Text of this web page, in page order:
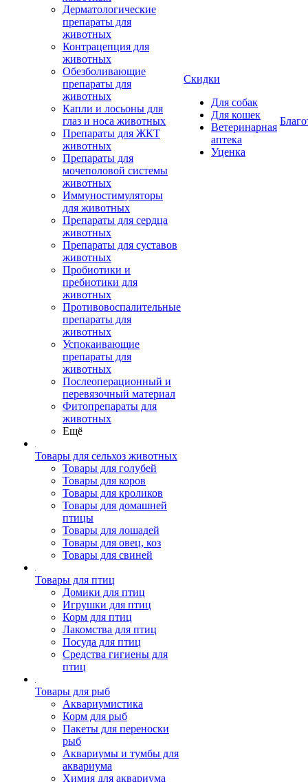
Дерматологические
препараты для
животных
Контрацепция для
животных
Обезболивающие
препараты для
животных
Капли и лосьоны для
глаз и носа животных
Препараты для ЖКТ
животных
Препараты для
мочеполовой системы
животных
Иммуностимуляторы
для животных
Препараты для сердца
животных
Препараты для суставов
животных
Пробиотики и
пребиотики для
животных
Противовоспалительные
препараты для
животных
Успокаивающие
препараты для
животных
Послеоперационный и
перевязочный материал
Фитопрепараты для
животных
Ещё
Товары для сельхоз животных
Товары для голубей
Товары для коров
Товары для кроликов
Товары для домашней
птицы
Товары для лошадей
Товары для овец, коз
Товары для свиней
Товары для птиц
Домики для птиц
Игрушки для птиц
Корм для птиц
Лакомства для птиц
Посуда для птиц
Средства гигиены для
птиц
Товары для рыб
Аквариумистика
Корм для рыб
Пакеты для переноски
рыб
Аквариумы и тумбы для
аквариума
Химия для аквариума
Скидки
Для собак
Для кошек
Ветеринарная
аптека
Уценка